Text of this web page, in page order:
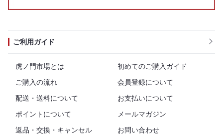
ご利用ガイド
虎ノ門市場とは
初めてのご購入ガイド
ご購入の流れ
会員登録について
配送・送料について
お支払いについて
ポイントについて
メールマガジン
返品・交換・キャンセル
お問い合わせ